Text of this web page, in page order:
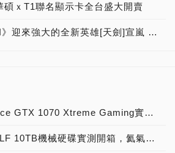
碩ｘT1聯名顯示卡全台盛大開賣
《七騎士Re:BIRTH》迎來強大的全新英雄[天劍]宣嵐 同步推出韓國主題劇情
GIGABYTE GeForce GTX 1070 Xtreme Gaming實測開箱，電競級顯示卡中的頂尖之作！
Seagate IRONWOLF 10TB機械硬碟實測開箱，氦氣填充那嘶狼守護者NAS HDD